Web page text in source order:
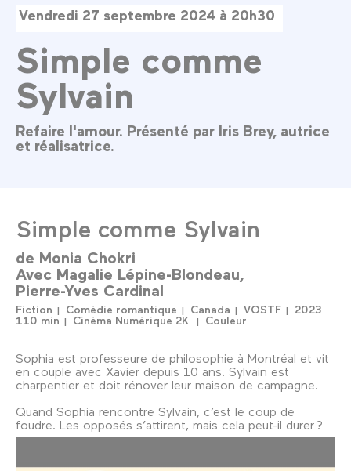
Vendredi 27 septembre 2024 à 20h30
Simple comme
Sylvain
Refaire l'amour. Présenté par Iris Brey, autrice
et réalisatrice.
Simple comme Sylvain
de Monia Chokri
Avec Magalie Lépine-Blondeau
Pierre-Yves Cardinal
Fiction Comédie romantique Canada VOSTF
2023
110 min
Cinéma Numérique 2K Couleur
Sophia est professeure de philosophie à Montréal et vit
en couple avec Xavier depuis 10 ans. Sylvain est
charpentier et doit rénover leur maison de campagne.
Quand Sophia rencontre Sylvain, c’est le coup de
foudre. Les opposés s’attirent, mais cela peut-il durer ?